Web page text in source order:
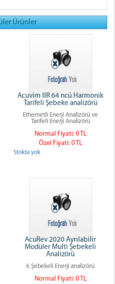
Ürünler
Acuvim IIR 64 ncü Harmonik
Tarifeli Şebeke analizörü
Ethernetli Enerji Analizörü ve
Tarifeli Enerji Analizörü
Normal Fiyati: 0 TL
Özel Fiyati: 0 TL
Stokta yok
AcuRev 2020 Ayrılabilir
Modüler Multi Şebekeli
Analizörü
6 Şebekeli Enerji analizörü
Normal Fiyati: 0 TL